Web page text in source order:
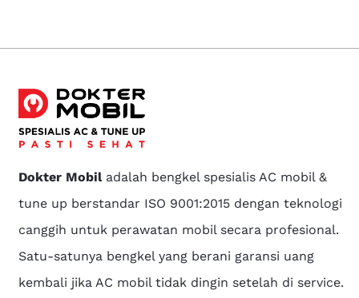
Dokter Mobiladalah bengkel spesialis AC mobil &
tune up berstandar ISO 9001:2015 dengan teknologi
canggih untuk perawatan mobil secara profesional.
Satu-satunya bengkel yang berani garansi uang
kembali jika AC mobil tidak dingin setelah di service.